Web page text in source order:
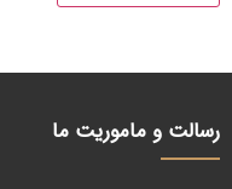
رسالت و ماموریت ما